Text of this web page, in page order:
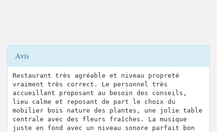
Avis
Restaurant très agréable et niveau propreté
vraiment très correct. Le personnel très
accueillant proposant au besoin des conseils,
lieu calme et reposant de part le choix du
mobilier bois nature des plantes, une jolie table
centrale avec des fleurs fraîches. La musique
juste en fond avec un niveau sonore parfait bon